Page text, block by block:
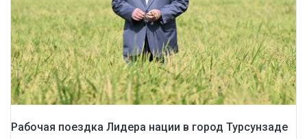
Рабочая поездка Лидера нации в город Турсунзаде